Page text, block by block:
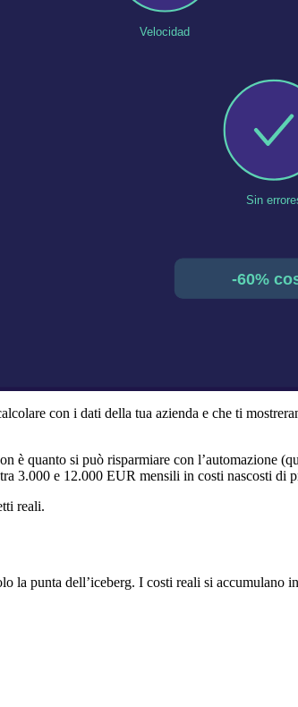
con i dati della tua azienda e che ti
quanto si può risparmiare con l’automazione
3.000 e 12.000 EUR mensili in costi nascosti di
reali.
la punta dell’iceberg. I costi reali si accumulano